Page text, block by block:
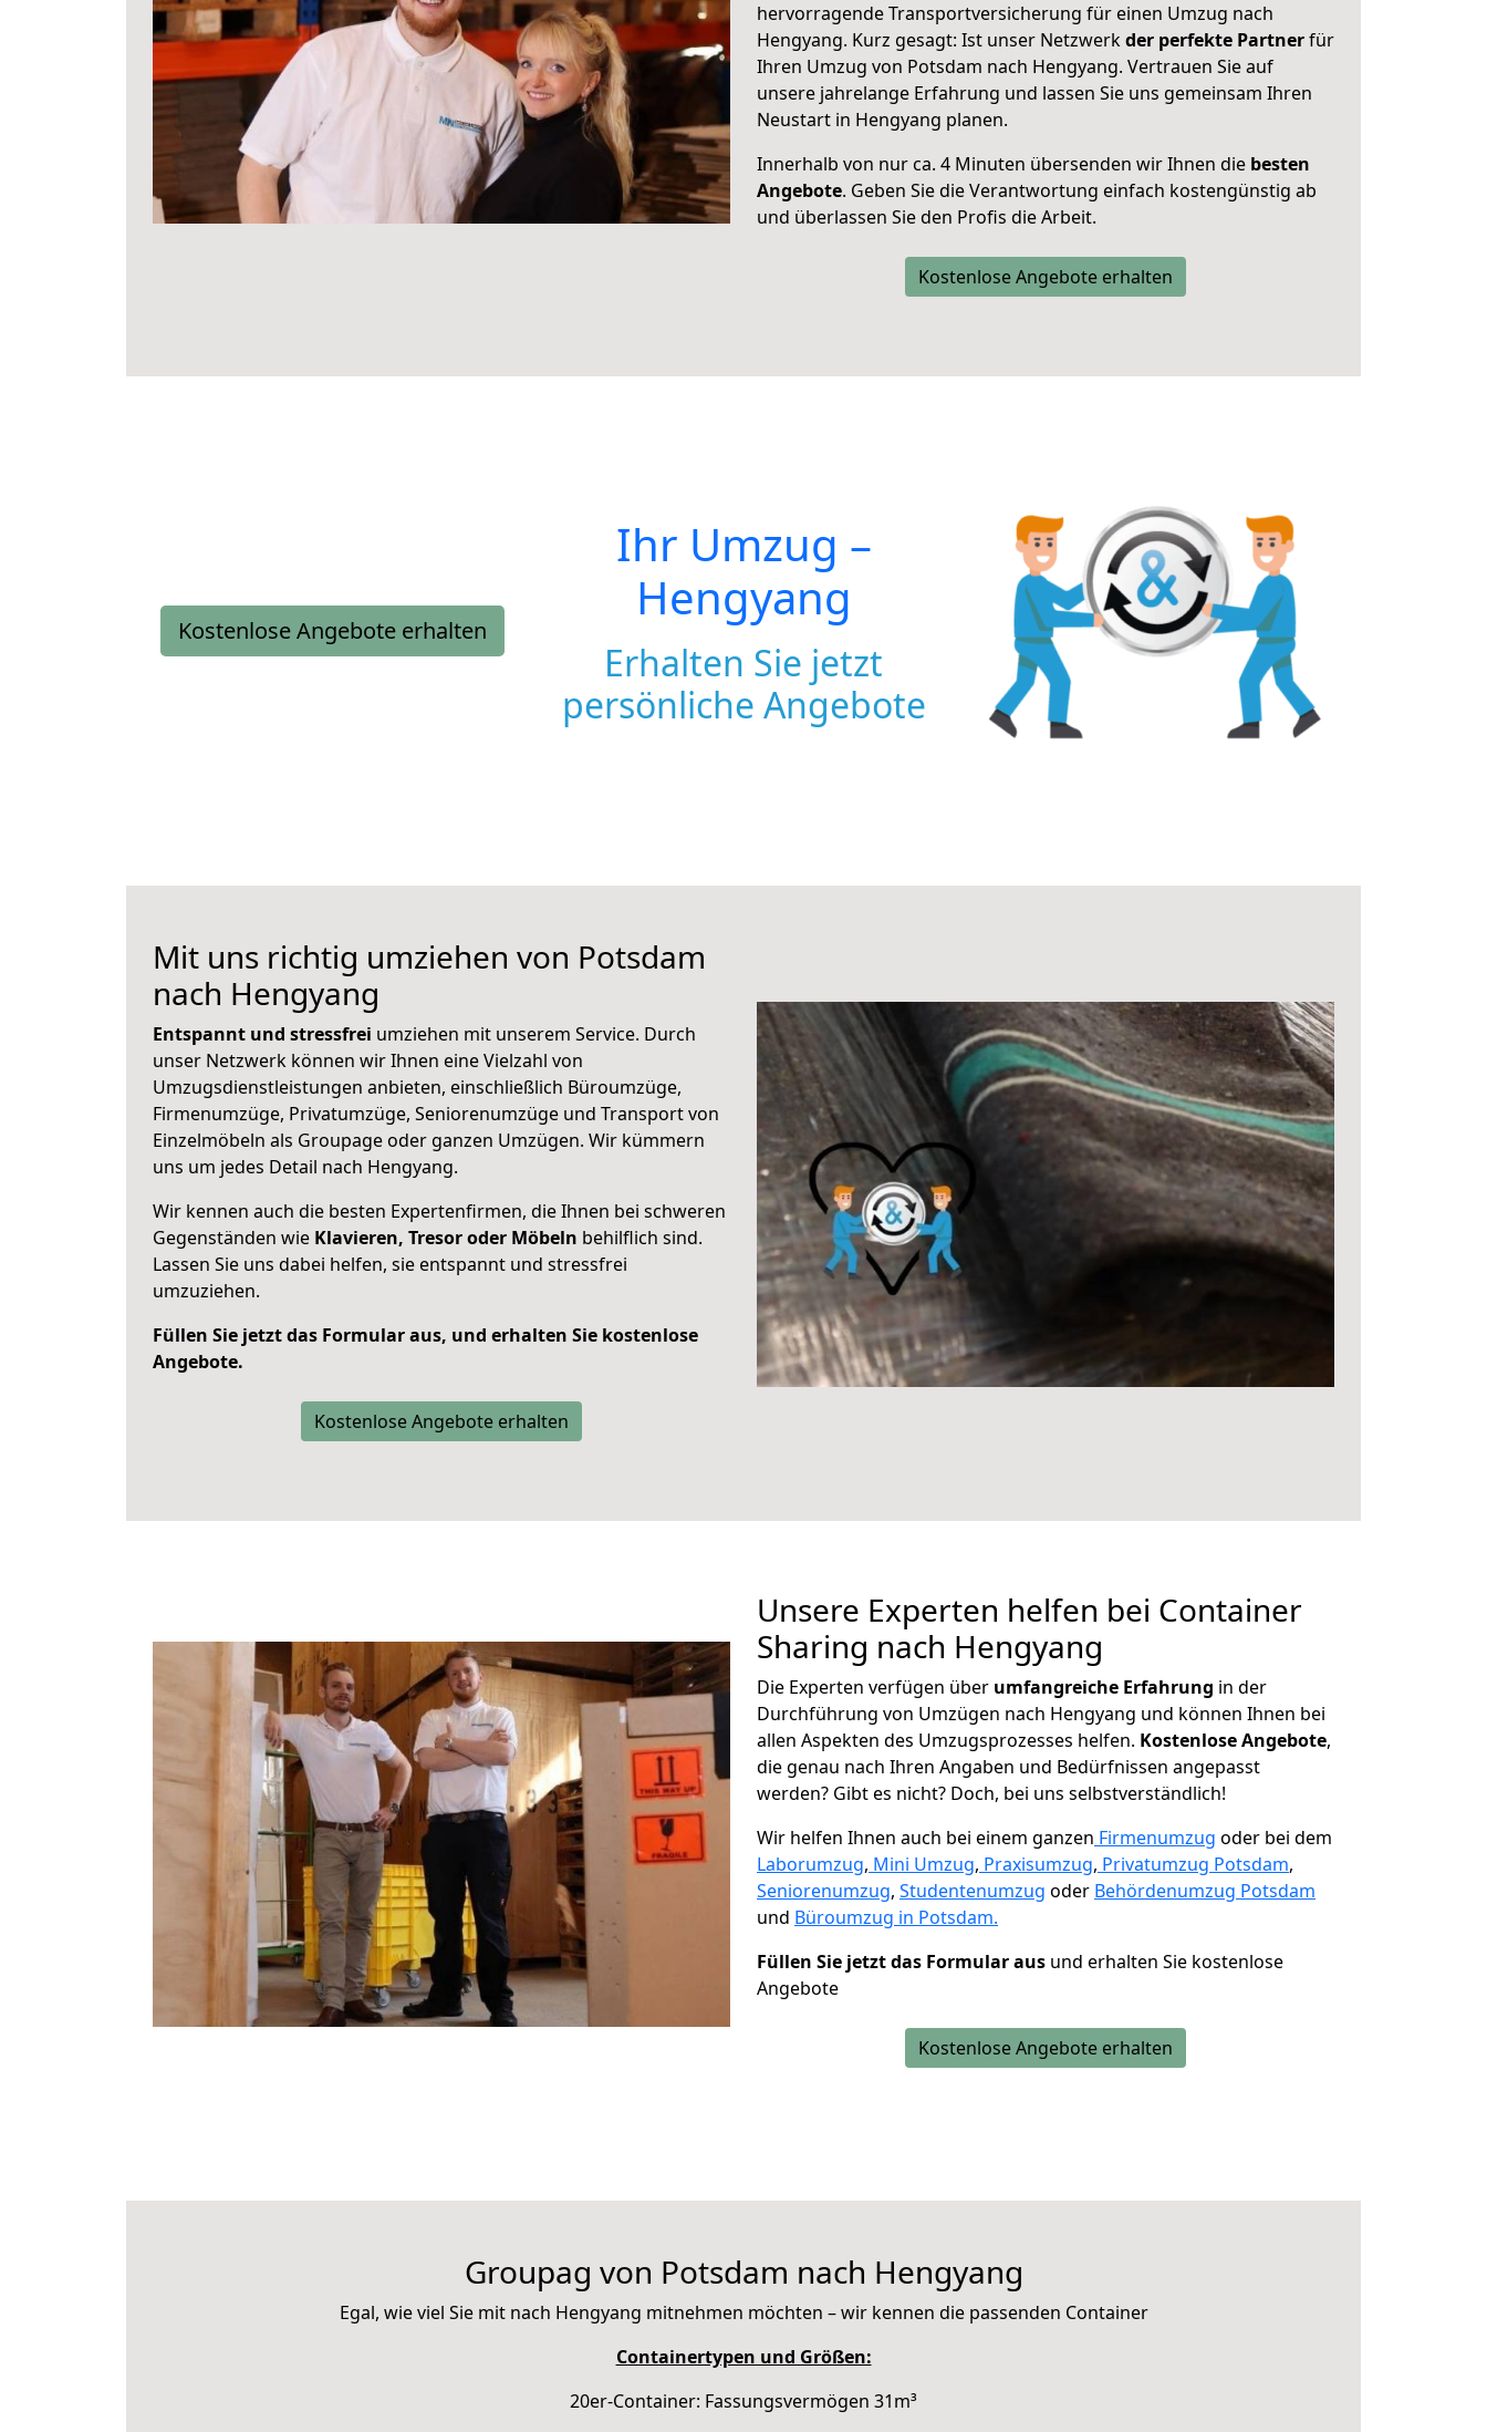
hervorragende Transportversicherung für einen Umzug nach
Hengyang. Kurz gesagt: Ist unser Netzwerkder perfekte Partnerfür
Ihren Umzug von Potsdam nach Hengyang. Vertrauen Sie auf
unsere jahrelange Erfahrung und lassen Sie uns gemeinsam Ihren
Neustart in Hengyang planen.
Innerhalb von nur ca. 4 Minuten übersenden wir Ihnen die besten
Angebote. Geben Sie die Verantwortung einfach kostengünstig ab
und überlassen Sie den Profis die Arbeit.
Kostenlose Angebote erhalten
Kostenlose Angebote erhalten
Ihr Umzug –
Hengyang
Erhalten Sie jetzt
persönliche Angebote
Mit uns richtig umziehen von Potsdam
nach Hengyang
Entspannt und stressfrei umziehen mit unserem Service. Durch
unser Netzwerk können wir Ihnen eine Vielzahl von
Umzugsdienstleistungen anbieten, einschließlich Büroumzüge,
Firmenumzüge, Privatumzüge, Seniorenumzüge und Transport von
Einzelmöbeln als Groupage oder ganzen Umzügen. Wir kümmern
uns um jedes Detail nach Hengyang.
Wir kennen auch die besten Expertenfirmen, die Ihnen bei schweren
Gegenständen wie Klavieren, Tresor oder Möbeln behilflich sind.
Lassen Sie uns dabei helfen, sie entspannt und stressfrei
umzuziehen.
Füllen Sie jetzt das Formular aus, und erhalten Sie kostenlose
Angebote.
Kostenlose Angebote erhalten
Unsere Experten helfen bei Container
Sharing nach Hengyang
Die Experten verfügen über umfangreiche Erfahrung in der
Durchführung von Umzügen nach Hengyang und können Ihnen bei
allen Aspekten des Umzugsprozesses helfen. Kostenlose Angebote,
die genau nach Ihren Angaben und Bedürfnissen angepasst
werden? Gibt es nicht? Doch, bei uns selbstverständlich!
Wir helfen Ihnen auch bei einem ganzen Firmenumzug oder bei dem
Laborumzug, Mini Umzug, Praxisumzug, Privatumzug Potsdam,
Seniorenumzug, Studentenumzug oder Behördenumzug Potsdam
und Büroumzug in Potsdam.
Füllen Sie jetzt das Formular aus und erhalten Sie kostenlose
Angebote
Kostenlose Angebote erhalten
Groupag von Potsdam nach Hengyang
Egal, wie viel Sie mit nach Hengyang mitnehmen möchten – wir kennen die passenden Container
Containertypen und Größen:
20er-Container: Fassungsvermögen 31m³